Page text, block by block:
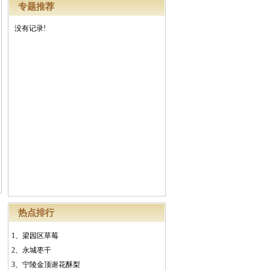
专题推荐
没有记录!
热点排行
1、 梁园区草莓
2、 永城枣干
3、 宁陵金顶谢花酥梨